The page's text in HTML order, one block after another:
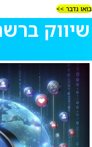
בואו נדבר >>
שיווק